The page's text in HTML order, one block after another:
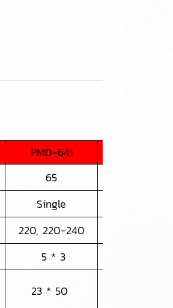
PMD-641
65
Single
220, 220-240
5 * 3
23 * 50